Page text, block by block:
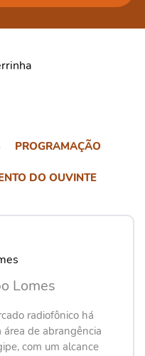
PROGRAMAÇÃO
DO OUVINTE
Lomes
radiofônico há
de abrangência
com um alcance